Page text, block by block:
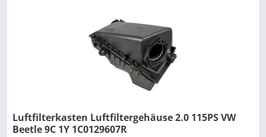
Luftfilterkasten Luftfiltergehäuse 2.0 115PS VW
Beetle 9C 1Y 1C0129607R